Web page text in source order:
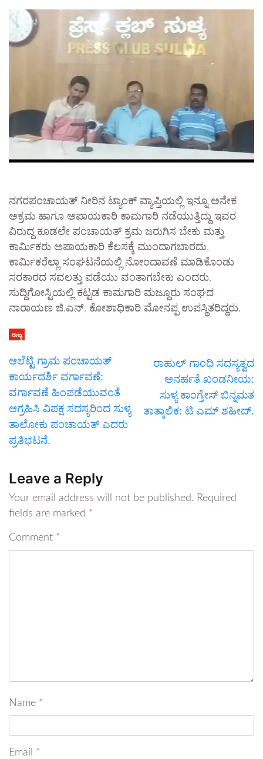
ನಗರಪಂಚಾಯತ್ ನೀರಿನ ಟ್ಯಾಂಕ್ ವ್ಯಾಪ್ತಿಯಲ್ಲಿ ಇನ್ನೂ ಅನೇಕ
ಅಕ್ರಮ ಹಾಗೂ ಅಪಾಯಕಾರಿ ಕಾಮಗಾರಿ ನಡೆಯುತ್ತಿದ್ದು ಇವರ
ವಿರುದ್ದ ಕೂಡಲೇ ಪಂಚಾಯತ್ ಕ್ರಮ ಜರುಗಿಸ ಬೇಕು ಮತ್ತು
ಕಾರ್ಮಿಕರು ಅಪಾಯಕಾರಿ ಕೆಲಸಕ್ಕೆ ಮುಂದಾಗಬಾರದು,
ಕಾರ್ಮಿಕರೆಲ್ಲಾ ಸಂಘಟನೆಯಲ್ಲಿ ನೋಂದಾವಣೆ ಮಾಡಿಕೊಂಡು
ಸರಕಾರದ ಸವಲತ್ತು ಪಡೆಯು ವಂತಾಗಬೇಕು ಎಂದರು.
ಸುದ್ದಿಗೋಸ್ಟಿಯಲ್ಲಿ ಕಟ್ಟಡ ಕಾಮಗಾರಿ ಮಜ್ದೂರು ಸಂಘದ
ನಾರಾಯಣ ಜಿ.ಎನ್. ಕೋಶಾಧಿಕಾರಿ ಮೋನಪ್ಪ ಉಪಸ್ಥಿತರಿದ್ದರು.
ರಾಜ್ಯ
ಆಲೆಟ್ಟಿ ಗ್ರಾಮ ಪಂಚಾಯತ್
ಕಾರ್ಯದರ್ಶಿ ವರ್ಗಾವಣೆ:
ವರ್ಗಾವಣೆ ಹಿಂಪಡೆಯುವಂತೆ
ಆಗ್ರಹಿಸಿ ವಿಪಕ್ಷ ಸದಸ್ಯರಿಂದ ಸುಳ್ಯ
ತಾಲೋಕು ಪಂಚಾಯತ್ ಎದರು
ಪ್ರತಿಭಟನೆ.
ರಾಹುಲ್ ಗಾಂಧಿ ಸದಸ್ಯತ್ವದ
ಅನರ್ಹತೆ ಖಂಡನೀಯ:
ಸುಳ್ಯ ಕಾಂಗ್ರೇಸ್ ಬಿನ್ನಮತ
ತಾತ್ಕಾಲಿಕ: ಟಿ ಎಮ್ ಶಹೀದ್.
Leave a Reply
Your email address will not be published. Required
fields are marked *
Comment *
Name *
Email *